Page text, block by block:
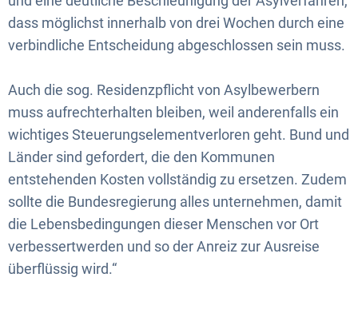
dass möglichst innerhalb von drei Wochen durch eine
verbindliche Entscheidung abgeschlossen sein muss.
Auch die sog. Residenzpflicht von Asylbewerbern
muss aufrechterhalten bleiben, weil anderenfalls ein
wichtiges Steuerungselementverloren geht. Bund und
Länder sind gefordert, die den Kommunen
entstehenden Kosten vollständig zu ersetzen. Zudem
sollte die Bundesregierung alles unternehmen, damit
die Lebensbedingungen dieser Menschen vor Ort
verbessertwerden und so der Anreiz zur Ausreise
überflüssig wird.“